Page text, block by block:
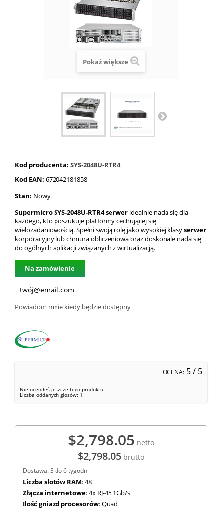
Pokaż większe
Kod producenta: SYS-2048U-RTR4
Kod EAN: 672042181858
Stan: Nowy
Supermicro SYS-2048U-RTR4 serwer idealnie nada się dla
każdego, kto poszukuje platformy cechującej się
wielozadaniowością. Spełni swoją rolę jako wysokiej klasyserwer
korporacyjny lub chmura obliczeniowa oraz doskonale nada się
do ogólnych aplikacji związanych z wirtualizacją.
Na zamówienie
Powiadom mnie kiedy będzie dostępny
OCENA: 5/ 5
Nie oceniłeś jeszcze tego produktu.
Liczba oddanych głosów: 1
$2,798.05 netto
$2,798.05 brutto
Dostawa: 3 do 6 tygodni
Liczba slotów RAM: 48
Złącza internetowe: 4x RJ-45 1Gb/s
Ilość gniazd procesorów: Quad